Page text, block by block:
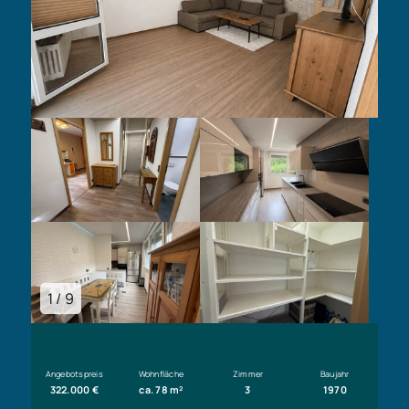
1 / 9
Angebotspreis
322.000 €
Wohnfläche
ca. 78 m²
Zimmer
3
Baujahr
1970